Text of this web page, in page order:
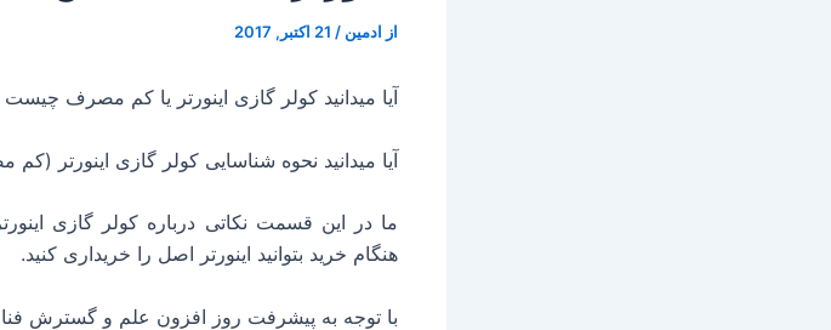
از ادمین / 21 اکتبر, 2017
آیا میدانید کولر گازی اینورتر یا کم مصرف
آیا میدانید نحوه شناسایی کولر گازی اینورتر
ما در این قسمت نکاتی درباره کولر گازی
هنگام خرید بتوانید اینورتر اصل را خریداری کنید.
با توجه به پیشرفت روز افزون علم و گسترش